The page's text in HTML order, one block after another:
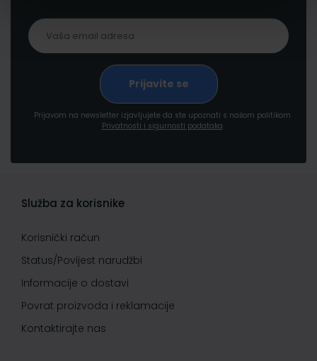
Prijavom na newsletter izjavljujete da ste upoznati s našom politikom
Privatnosti i sigurnosti podataka
Služba za korisnike
Korisnički račun
Status/Povijest narudžbi
Informacije o dostavi
Povrat proizvoda i reklamacije
Kontaktirajte nas